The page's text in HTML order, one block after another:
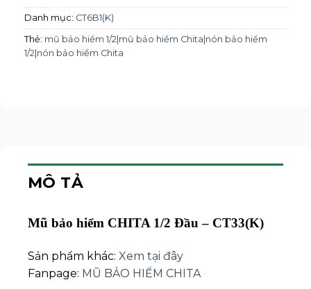
Danh mục: CT6B1(K)
Thẻ: mũ bảo hiểm 1/2|mũ bảo hiểm Chita|nón bảo hiểm
1/2|nón bảo hiểm Chita
MÔ TẢ
Mũ bảo hiểm CHITA 1/2 Đầu – CT33(K)
Sản phẩm khác: Xem tại đây
Fanpage: MŨ BẢO HIỂM CHITA